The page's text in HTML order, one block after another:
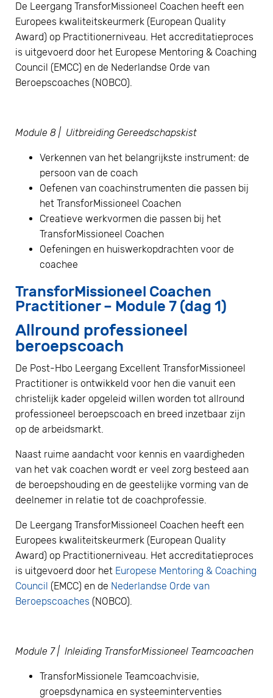
De Leergang TransforMissioneel Coachen heeft een
Europees kwaliteitskeurmerk (European Quality
Award) op Practitionerniveau. Het accreditatieproces
is uitgevoerd door het Europese Mentoring & Coaching
Council (EMCC) en de Nederlandse Orde van
Beroepscoaches (NOBCO).
Module 8 | Uitbreiding Gereedschapskist
Verkennen van het belangrijkste instrument: de
persoon van de coach
Oefenen van coachinstrumenten die passen bij
het TransforMissioneel Coachen
Creatieve werkvormen die passen bij het
TransforMissioneel Coachen
Oefeningen en huiswerkopdrachten voor de
coachee
TransforMissioneel Coachen
Practitioner – Module 7 (dag 1)
Allround professioneel
beroepscoach
De Post-Hbo Leergang Excellent TransforMissioneel
Practitioner is ontwikkeld voor hen die vanuit een
christelijk kader opgeleid willen worden tot allround
professioneel beroepscoach en breed inzetbaar zijn
op de arbeidsmarkt.
Naast ruime aandacht voor kennis en vaardigheden
van het vak coachen wordt er veel zorg besteed aan
de beroepshouding en de geestelijke vorming van de
deelnemer in relatie tot de coachprofessie.
De Leergang TransforMissioneel Coachen heeft een
Europees kwaliteitskeurmerk (European Quality
Award) op Practitionerniveau. Het accreditatieproces
is uitgevoerd door het Europese Mentoring & Coaching
Council (EMCC) en de Nederlandse Orde van
Beroepscoaches (NOBCO).
Module 7 | Inleiding TransforMissioneel Teamcoachen
TransforMissionele Teamcoachvisie,
groepsdynamica en systeeminterventies